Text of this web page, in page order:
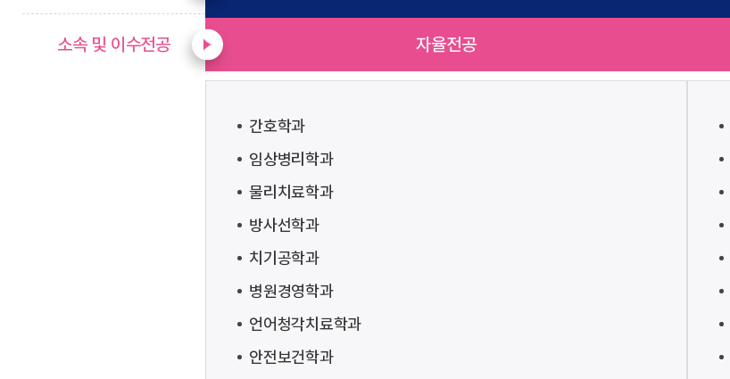
소속 및 이수전공 자율전공
간호학과
임상병리학과
물리치료학과
방사선학과
치기공학과
병원경영학과
언어청각치료학과
안전보건학과